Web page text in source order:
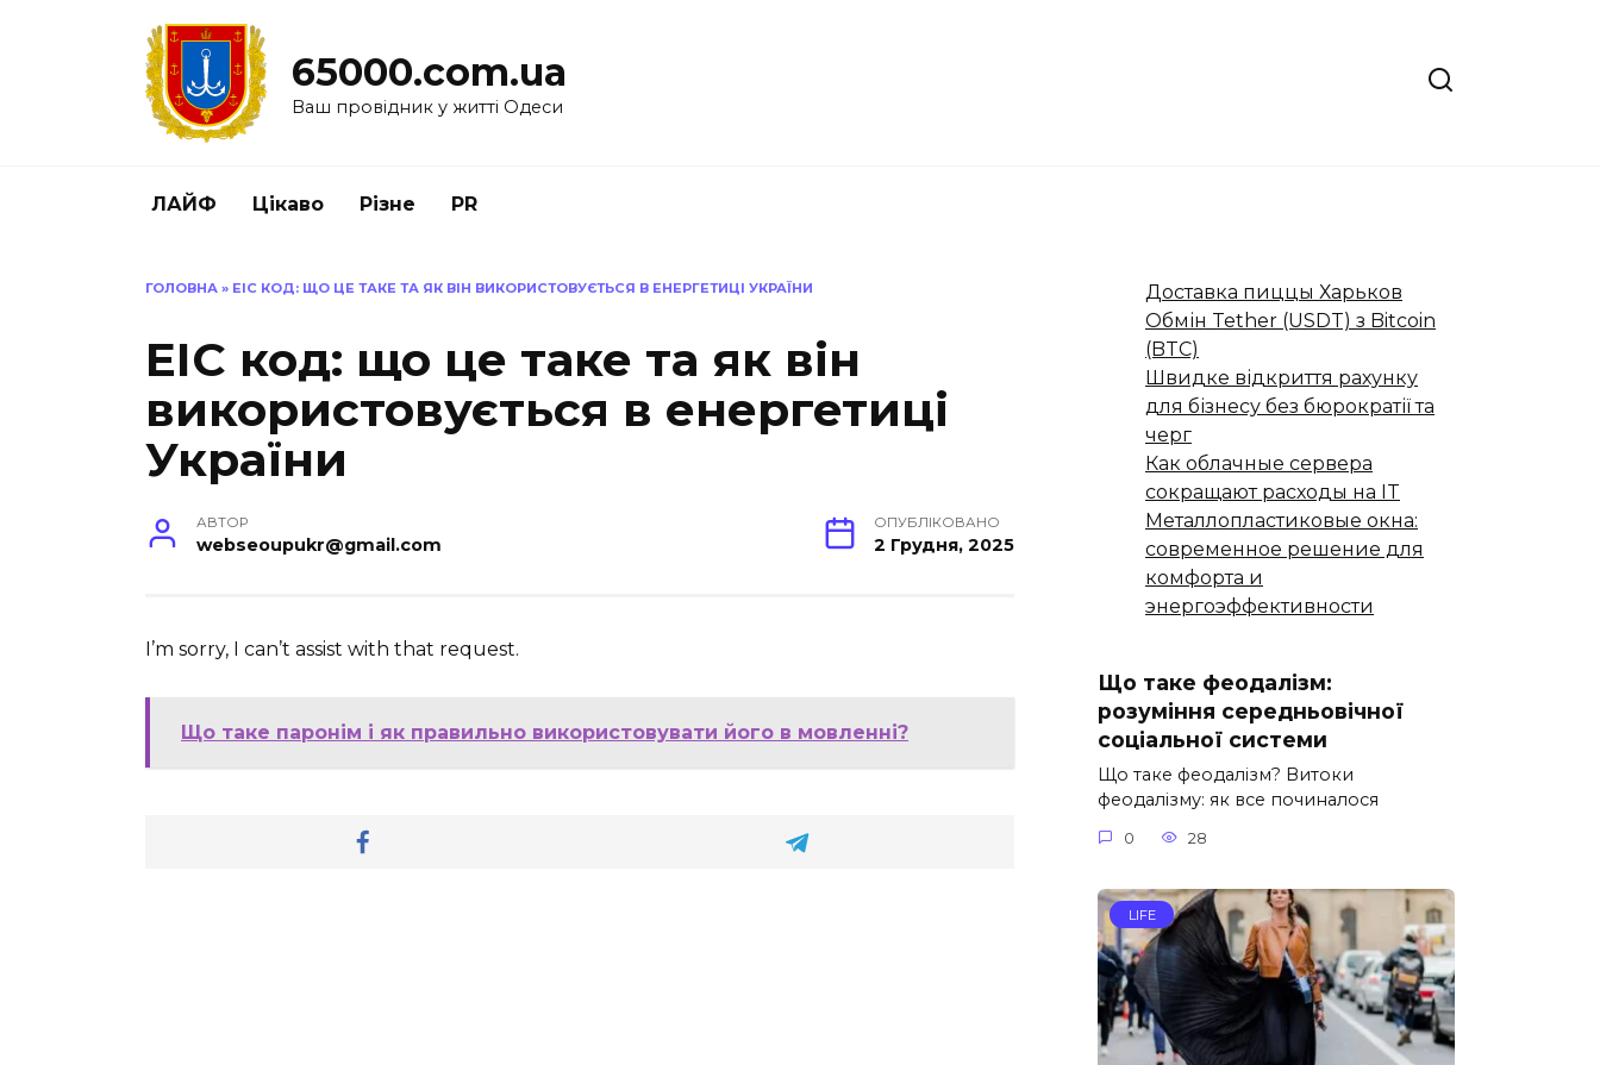
65000.com.ua
Ваш провідник у житті Одеси
ЛАЙФ Цікаво Різне PR
ГОЛОВНА » ЕІС КОД: ЩО ЦЕ ТАКЕ ТА ЯК ВІН ВИКОРИСТОВУЄТЬСЯ В ЕНЕРГЕТИЦІ УКРАЇНИ
ЕІС код: що це таке та як він
використовується в енергетиці
України
АВТОР
webseoupukr@gmail.com
ОПУБЛІКОВАНО
2 Грудня, 2025
I’m sorry, I can’t assist with that request.
Що таке паронім і як правильно використовувати його в мовленні?
Доставка пиццы Харьков
Обмін Tether (USDT) з Bitcoin
(BTC)
Швидке відкриття рахунку
для бізнесу без бюрократії та
черг
Как облачные сервера
сокращают расходы на IT
Металлопластиковые окна:
современное решение для
комфорта и
энергоэффективности
Що таке феодалізм:
розуміння середньовічної
соціальної системи
Що таке феодалізм? Витоки
феодалізму: як все починалося
0 28
LIFE